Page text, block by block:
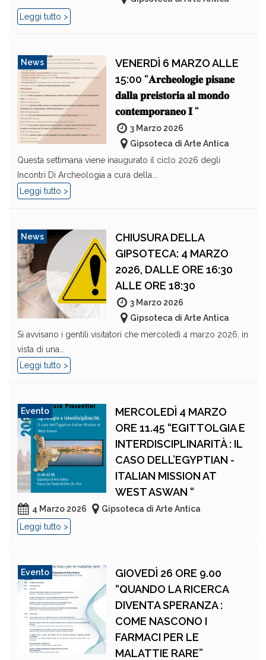
Leggi tutto >
News
VENERDÌ 6 MARZO ALLE
15:00 “𝐀𝐫𝐜𝐡𝐞𝐨𝐥𝐨𝐠𝐢𝐞 𝐩𝐢𝐬𝐚𝐧𝐞
𝐝𝐚𝐥𝐥𝐚 𝐩𝐫𝐞𝐢𝐬𝐭𝐨𝐫𝐢𝐚 𝐚𝐥 𝐦𝐨𝐧𝐝𝐨
𝐜𝐨𝐧𝐭𝐞𝐦𝐩𝐨𝐫𝐚𝐧𝐞𝐨 𝐈 “
3 Marzo 2026
Gipsoteca di Arte Antica
Questa settimana viene inaugurato il ciclo 2026 degli
Incontri Di Archeologia a cura della...
Leggi tutto >
News
CHIUSURA DELLA
GIPSOTECA: 4 MARZO
2026, DALLE ORE 16:30
ALLE ORE 18:30
3 Marzo 2026
Gipsoteca di Arte Antica
Si avvisano i gentili visitatori che mercoledì 4 marzo 2026, in
vista di una...
Leggi tutto >
Evento
MERCOLEDÌ 4 MARZO
ORE 11.45 “EGITTOLGIA E
INTERDISCIPLINARITÀ : IL
CASO DELL’EGYPTIAN -
ITALIAN MISSION AT
WEST ASWAN “
4 Marzo 2026
Gipsoteca di Arte Antica
Leggi tutto >
Evento
GIOVEDÌ 26 ORE 9.00
“QUANDO LA RICERCA
DIVENTA SPERANZA :
COME NASCONO I
FARMACI PER LE
MALATTIE RARE”